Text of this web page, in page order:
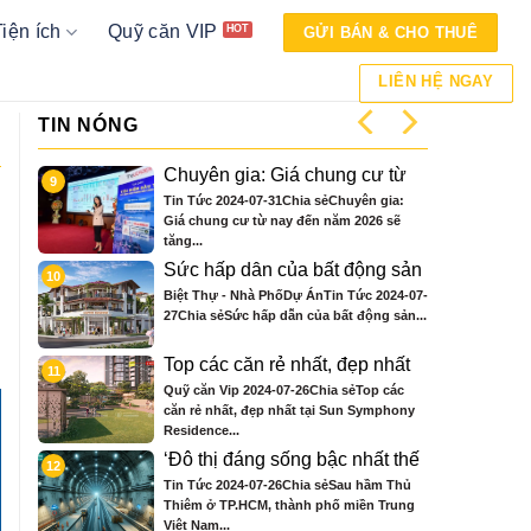
ích Quỹ căn VIP GỬI BÁN & CHO THUÊ
LIÊN HỆ NGAY
TIN NÓNG
trí
9
Chuyên gia: Giá chung cư từ
nay đến năm 2026 sẽ tăng ở
mức chưa từng có
Tin Tức 2024-07-31Chia sẻChuyên gia:
Giá chung cư từ nay đến năm 2026 sẽ
tăng...
10
Sức hấp dẫn của bất động sản
hướng thủy
Biệt Thự - Nhà PhốDự ÁnTin Tức 2024-07-
27Chia sẻSức hấp dẫn của bất động sản...
11
Top các căn rẻ nhất, đẹp nhất
tại Sun Symphony Residence
Quỹ căn Vip 2024-07-26Chia sẻTop các
căn rẻ nhất, đẹp nhất tại Sun Symphony
Residence...
12
‘Đô thị đáng sống bậc nhất thế
giới’ ở Việt Nam sẽ xây công
trình đặc biệt dưới lòng con
sông biểu tượng
Tin Tức 2024-07-26Chia sẻSau hầm Thủ
Thiêm ở TP.HCM, thành phố miền Trung
Việt Nam...